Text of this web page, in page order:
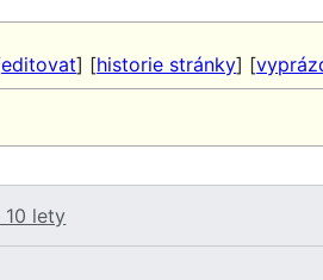
editovat] [historie stránky] [
10 lety